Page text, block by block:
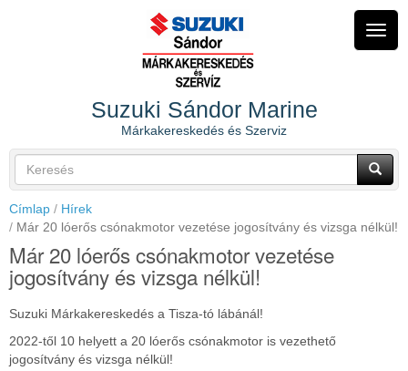
Suzuki Sándor Marine
Márkakereskedés és Szerviz
Keresés
űrlap
Keresés
Címlap
Hírek
Már 20 lóerős csónakmotor vezetése jogosítvány és vizsga nélkül!
Már 20 lóerős csónakmotor vezetése
jogosítvány és vizsga nélkül!
Suzuki Márkakereskedés a Tisza-tó lábánál!
2022-től 10 helyett a 20 lóerős csónakmotor is vezethető
jogosítvány és vizsga nélkül!